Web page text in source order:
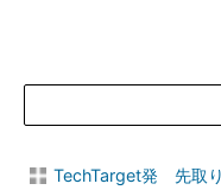
TechTarget発 先取